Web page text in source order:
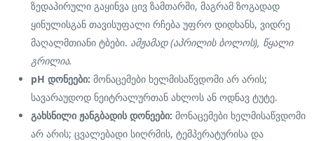
ზედაპირული გაყინვა ცივ ზამთარში, მაგრამ ზოგადად
ყინულისგან თავისუფალი რჩება უფრო დიდხანს, ვიდრე
მაღალმთიანი ტბები. ამჟამად (აპრილის ბოლოს), წყალი
გრილია.
pH დონეები: მონაცემები ხელმისაწვდომი არ არის;
სავარაუდოდ ნეიტრალურთან ახლოს ან ოდნავ ტუტე.
გახსნილი ჟანგბადის დონეები: მონაცემები ხელმისაწვდომი
არ არის; ცვალებადი სიღრმის, ტემპერატურისა და